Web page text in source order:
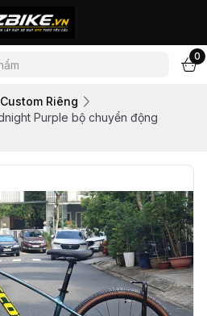
0
Riêng
Purple bộ chuyển động